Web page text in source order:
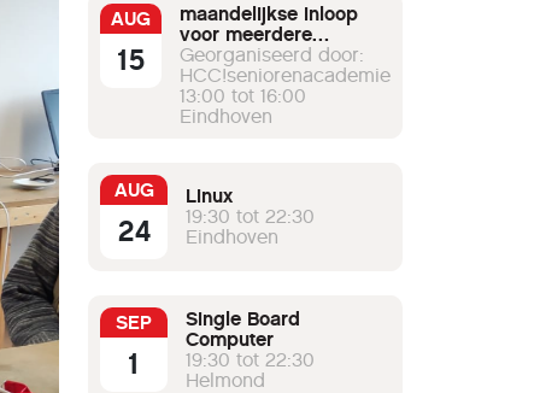
AUG
15
maandelijkse inloop
voor meerdere
werkgroepen
Georganiseerd door:
HCC!seniorenacademie
13:00 tot 16:00
Eindhoven
AUG
24
Linux
19:30 tot 22:30
Eindhoven
SEP
1
Single Board
Computer
19:30 tot 22:30
Helmond